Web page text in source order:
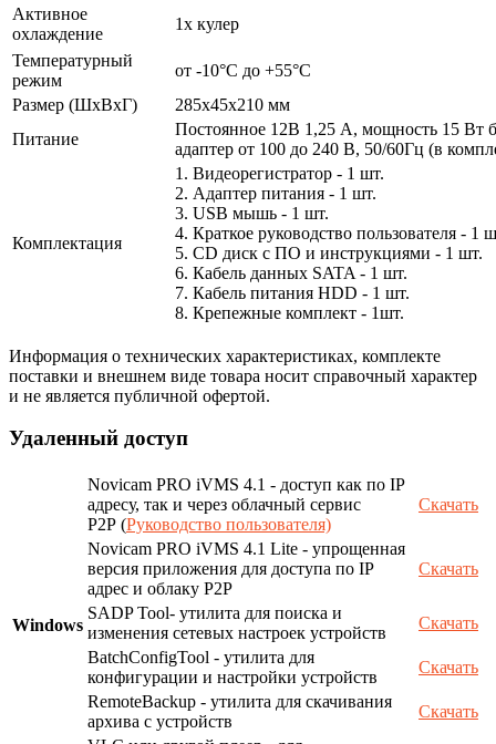
Активное
охлаждение
1х кулер
Температурный
режим
от -10°C до +55°C
Размер (ШxВxГ)
285x45x210 мм
Питание
Постоянное 12В 1,25 А, мощность 15 Вт
адаптер от 100 до 240 В, 50/60Гц (в
Комплектация
1. Видеорегистратор - 1 шт.
2. Адаптер питания - 1 шт.
3. USB мышь - 1 шт.
4. Краткое руководство пользователя - 1
5. CD диск с ПО и инструкциями - 1 шт.
6. Кабель данных SATA - 1 шт.
7. Кабель питания HDD - 1 шт.
8. Крепежные комплект - 1шт.
Информация о технических характеристиках, комплекте
поставки и внешнем виде товара носит справочный характер
и не является публичной офертой.
Удаленный доступ
Windows
Novicam PRO iVMS 4.1 - доступ как по IP
адресу, так и через облачный сервис
P2P (Руководство пользователя)
Скачать
Novicam PRO iVMS 4.1 Lite - упрощенная
версия приложения для доступа по IP
адрес и облаку P2P
Скачать
SADP Tool- утилита для поиска и
изменения сетевых настроек устройств
Скачать
BatchConfigTool - утилита для
конфигурации и настройки устройств
Скачать
RemoteBackup - утилита для скачивания
архива с устройств
Скачать